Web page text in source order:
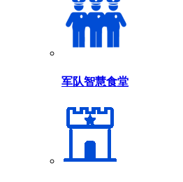
军队智慧食堂